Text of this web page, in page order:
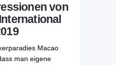
von
Macao
man eigene